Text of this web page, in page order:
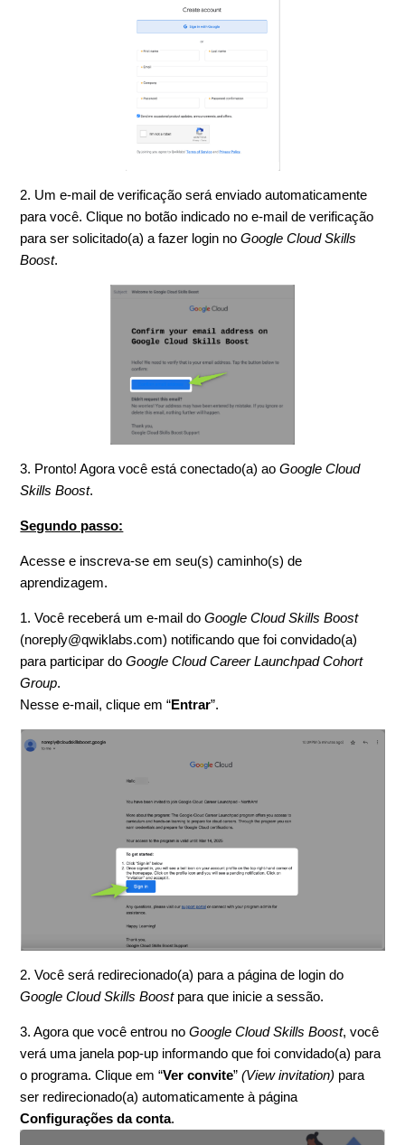
2. Um e-mail de verificação será enviado automaticamente
para você. Clique no botão indicado no e-mail de verificação
para ser solicitado(a) a fazer login noGoogle Cloud Skills
Boost.
3. Pronto! Agora você está conectado(a) aoGoogle Cloud
Skills Boost.
Segundo passo:
Acesse e inscreva-se em seu(s) caminho(s) de
aprendizagem.
1. Você receberá um e-mail doGoogle Cloud Skills Boost
(noreply@qwiklabs.com) notificando que foi convidado(a)
para participar doGoogle Cloud Career Launchpad Cohort
Group.
Nesse e-mail, clique em “Entrar”.
2. Você será redirecionado(a) para a página de login do
Google Cloud Skills Boostpara que inicie a sessão.
3. Agora que você entrou noGoogle Cloud Skills Boost, você
verá uma janela pop-up informando que foi convidado(a) para
o programa. Clique em “Ver convite”(View invitation) para
ser redirecionado(a) automaticamente à página
Configurações da conta.